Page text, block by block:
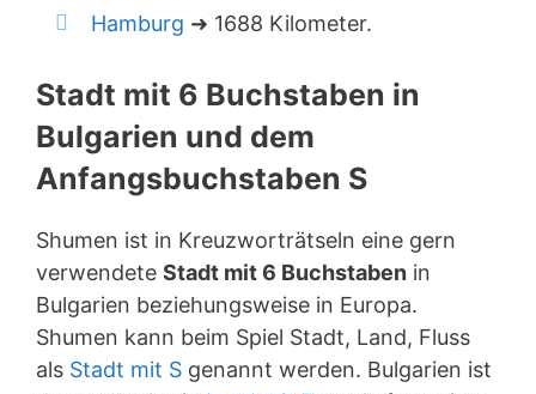
Hamburg ➜ 1688 Kilometer.
Stadt mit 6 Buchstaben in
Bulgarien und dem
Anfangsbuchstaben S
Shumen ist in Kreuzworträtseln eine gern
verwendete Stadt mit 6 Buchstaben in
Bulgarien beziehungsweise in Europa.
Shumen kann beim Spiel Stadt, Land, Fluss
als Stadt mit S genannt werden. Bulgarien ist